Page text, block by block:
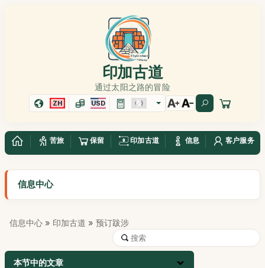
印加古道
通过太阳之路的冒险
ZH USD
苦旅 保留 印加古道 信息 客户服务
信息中心
信息中心 » 印加古道 » 预订跋涉
本节中的文章